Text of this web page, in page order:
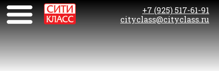
+7 (925) 517-61-91
cityclass@cityclass.ru